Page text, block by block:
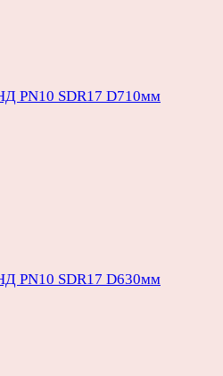
PN10 SDR17 D710мм
PN10 SDR17 D630мм